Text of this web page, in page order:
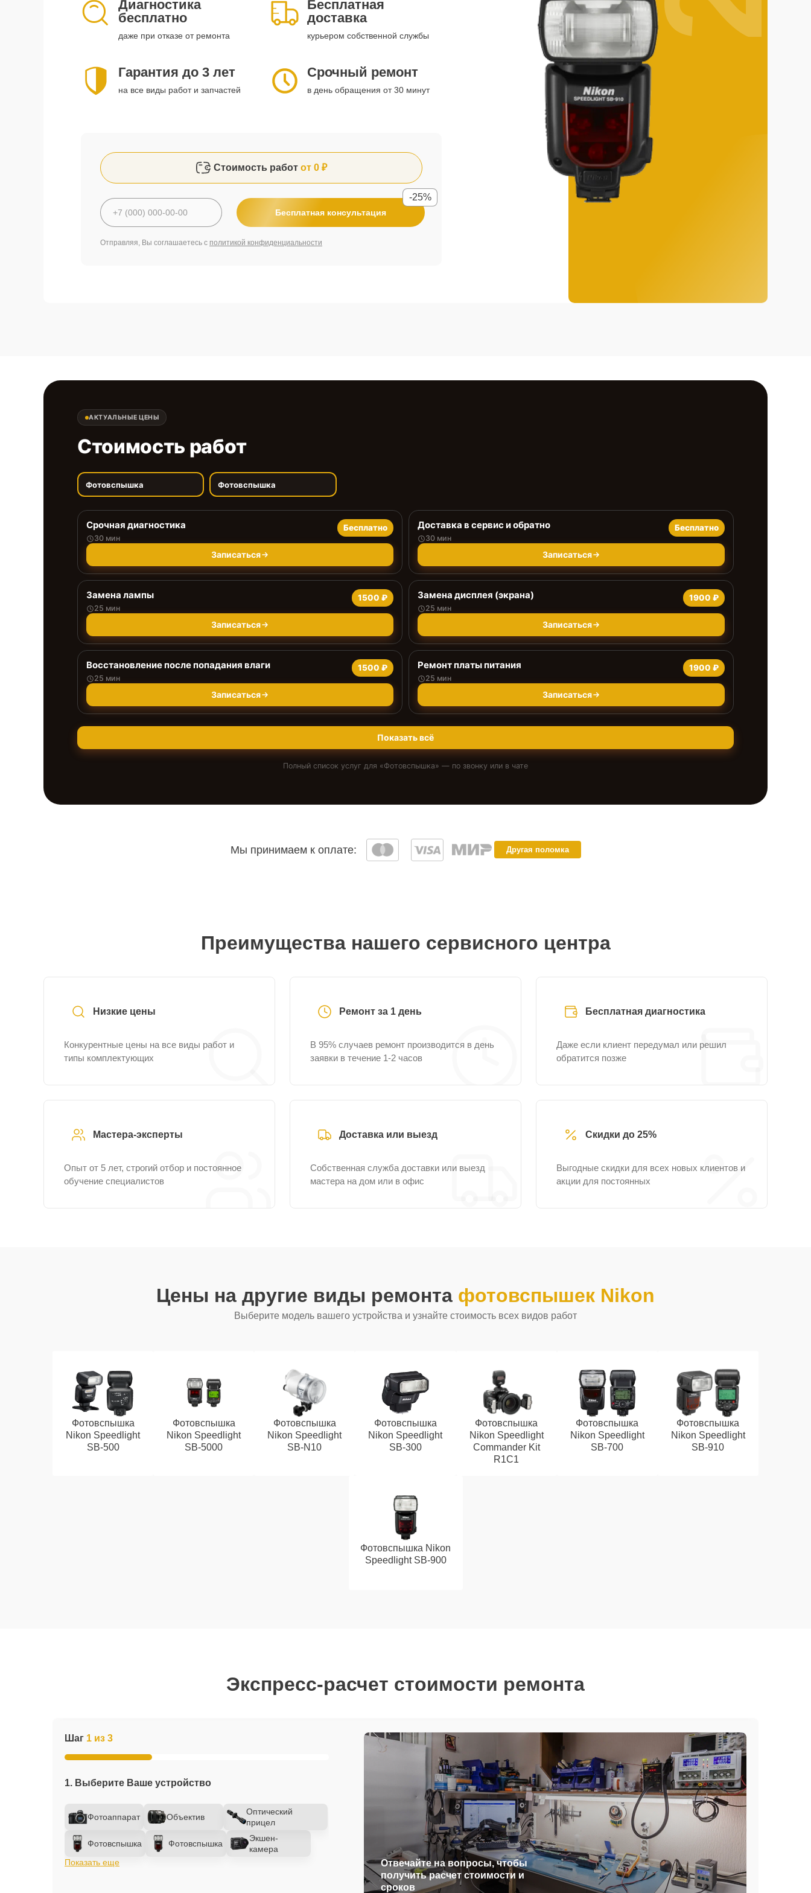
Диагностика
бесплатно
даже при отказе от ремонта
Бесплатная
доставка
курьером собственной службы
Гарантия до 3 лет
на все виды работ и запчастей
Срочный ремонт
в день обращения от 30 минут
Стоимость работ от 0 ₽
Бесплатная консультация
-25%
Отправляя, Вы соглашаетесь с политикой конфиденциальности
АКТУАЛЬНЫЕ ЦЕНЫ
Стоимость работ
Фотовспышка Фотовспышка
Срочная диагностика
30 мин
Бесплатно
Записаться
Доставка в сервис и обратно
30 мин
Бесплатно
Записаться
Замена лампы
25 мин
1500 ₽
Записаться
Замена дисплея (экрана)
25 мин
1900 ₽
Записаться
Восстановление после попадания влаги
25 мин
1500 ₽
Записаться
Ремонт платы питания
25 мин
1900 ₽
Записаться
Показать всё
Полный список услуг для «Фотовспышка» — по звонку или в чате
Мы принимаем к оплате: Другая поломка
Преимущества нашего сервисного центра
Низкие цены
Конкурентные цены на все виды работ и
типы комплектующих
Ремонт за 1 день
В 95% случаев ремонт производится в день
заявки в течение 1-2 часов
Бесплатная диагностика
Даже если клиент передумал или решил
обратится позже
Мастера-эксперты
Опыт от 5 лет, строгий отбор и постоянное
обучение специалистов
Доставка или выезд
Собственная служба доставки или выезд
мастера на дом или в офис
Скидки до 25%
Выгодные скидки для всех новых клиентов и
акции для постоянных
Цены на другие виды ремонта фотовспышек Nikon
Выберите модель вашего устройства и узнайте стоимость всех видов работ
Фотовспышка
Nikon Speedlight
SB-500
Фотовспышка
Nikon Speedlight
SB-5000
Фотовспышка
Nikon Speedlight
SB-N10
Фотовспышка
Nikon Speedlight
SB-300
Фотовспышка
Nikon Speedlight
Commander Kit
R1C1
Фотовспышка
Nikon Speedlight
SB-700
Фотовспышка
Nikon Speedlight
SB-910
Фотовспышка Nikon
Speedlight SB-900
Экспресс-расчет стоимости ремонта
Шаг 1 из 3
1. Выберите Ваше устройство
Фотоаппарат Объектив
Оптический
прицел
Фотовспышка Фотовспышка
Экшен-
камера
Показать еще
Отвечайте на вопросы, чтобы
получить расчет стоимости и
сроков